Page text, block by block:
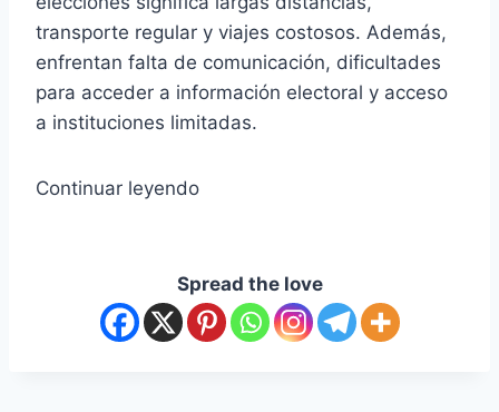
transporte regular y viajes costosos. Además,
enfrentan falta de comunicación, dificultades
para acceder a información electoral y acceso
a instituciones limitadas.
Continuar leyendo
Spread the love